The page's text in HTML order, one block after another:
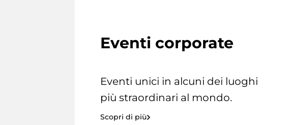
Eventi corporate
Eventi unici in alcuni dei luoghi
più straordinari al mondo.
Scopri di più